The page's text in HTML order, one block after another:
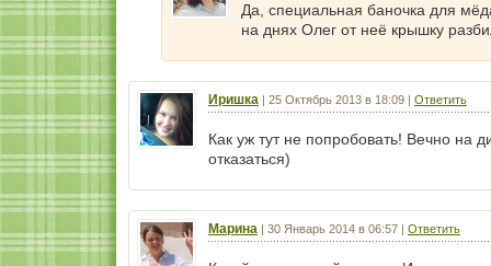
Да, специальная баночка для
на днях Олег от неё крышку
Иришка 25 Октябрь 2013 в 18:09 Ответить
Как уж тут не попробовать! Вечно на
отказаться)
Марина 30 Январь 2014 в 06:57 Ответить